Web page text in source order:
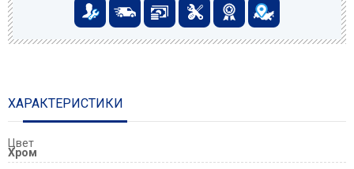
ХАРАКТЕРИСТИКИ
Цвет
Хром